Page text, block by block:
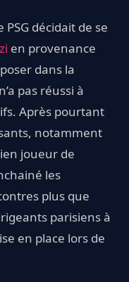
décidait de se
en provenance
dans la
pas réussi à
Après pourtant
notamment
joueur de
les
plus que
parisiens à
en place lors de